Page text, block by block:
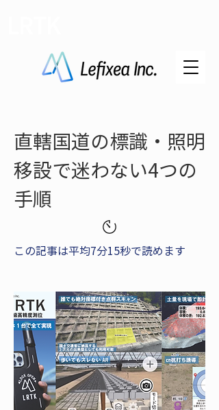
直轄国道の標識・照明
移設で迷わない4つの
手順
この記事は平均7分15秒で読めます